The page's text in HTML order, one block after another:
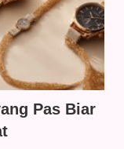
Pas Biar